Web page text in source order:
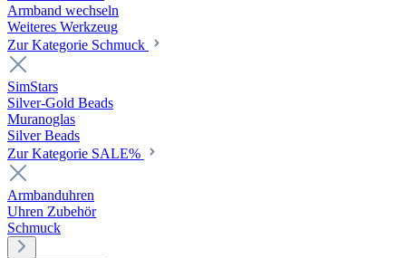
Armband wechseln
Weiteres Werkzeug
Zur Kategorie Schmuck
SimStars
Silver-Gold Beads
Muranoglas
Silver Beads
Zur Kategorie SALE%
Armbanduhren
Uhren Zubehör
Schmuck